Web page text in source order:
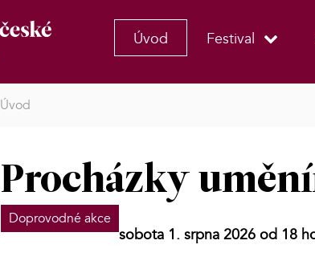
Úvod Festival
Úvod
Procházky
Doprovodné akce
sobota 1. srpna 2026 od 18